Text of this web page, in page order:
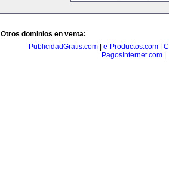
Otros dominios en venta:
PublicidadGratis.com
e-Productos.com
PagosInternet.com